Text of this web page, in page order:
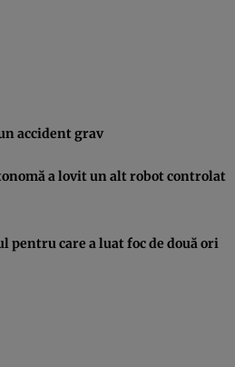
accident grav
a lovit un alt robot controlat
pentru care a luat foc de două ori